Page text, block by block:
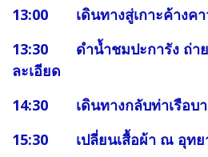
13:00 เดินทางสู่เกาะค้างคา
13:30 ดำน้ำชมปะการัง ถ่าย
ละเอียด
14:30 เดินทางกลับท่าเรือบา
15:30 เปลี่ยนเสื้อผ้า ณ อุทย